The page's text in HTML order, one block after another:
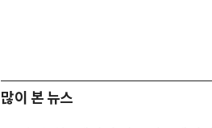
많이 본 뉴스